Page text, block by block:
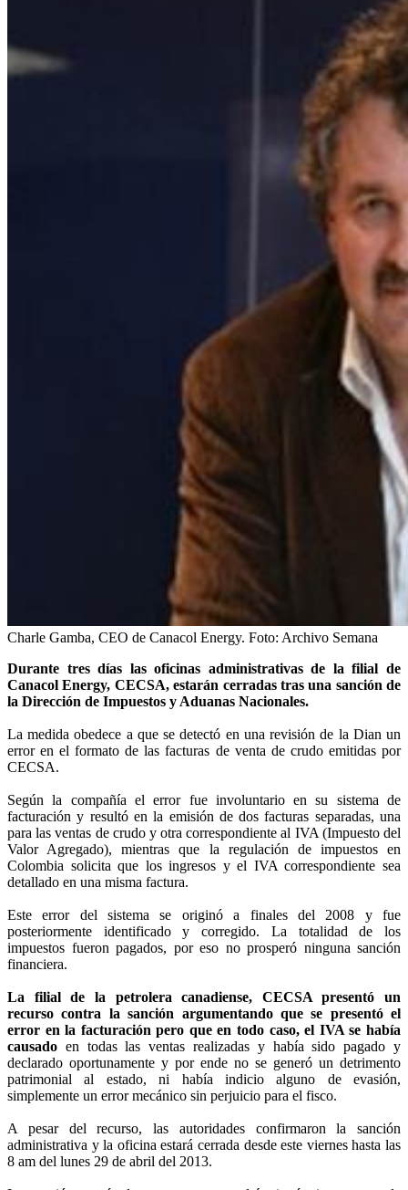
Charle Gamba, CEO de Canacol Energy. Foto: Archivo Semana
Durante tres días las oficinas administrativas de la filial de
Canacol Energy, CECSA, estarán cerradas tras una sanción de
la Dirección de Impuestos y Aduanas Nacionales.
La medida obedece a que se detectó en una revisión de la Dian un
error en el formato de las facturas de venta de crudo emitidas por
CECSA.
Según la compañía el error fue involuntario en su sistema de
facturación y resultó en la emisión de dos facturas separadas, una
para las ventas de crudo y otra correspondiente al IVA (Impuesto del
Valor Agregado), mientras que la regulación de impuestos en
Colombia solicita que los ingresos y el IVA correspondiente sea
detallado en una misma factura.
Este error del sistema se originó a finales del 2008 y fue
posteriormente identificado y corregido. La totalidad de los
impuestos fueron pagados, por eso no prosperó ninguna sanción
financiera.
La filial de la petrolera canadiense, CECSA presentó un
recurso contra la sanción argumentando que se presentó el
error en la facturación pero que en todo caso, el IVA se había
causado en todas las ventas realizadas y había sido pagado y
declarado oportunamente y por ende no se generó un detrimento
patrimonial al estado, ni había indicio alguno de evasión,
simplemente un error mecánico sin perjuicio para el fisco.
A pesar del recurso, las autoridades confirmaron la sanción
administrativa y la oficina estará cerrada desde este viernes hasta las
8 am del lunes 29 de abril del 2013.